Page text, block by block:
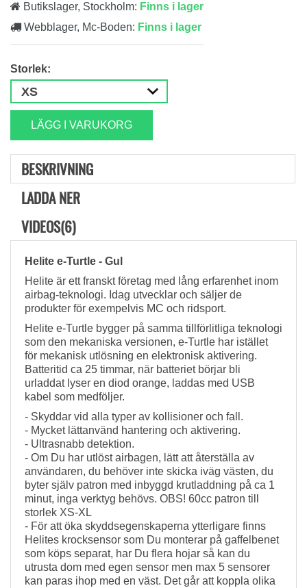
Butikslager, Stockholm: Finns i lager
Webblager, Mc-Boden: Finns i lager
Storlek:
LÄGG I VARUKORG
BESKRIVNING
LADDA NER
VIDEOS(6)
Helite e-Turtle - Gul
Helite är ett franskt företag med lång erfarenhet inom
airbag-teknologi. Idag utvecklar och säljer de
produkter för exempelvis MC och ridsport.
Helite e-Turtle bygger på samma tillförlitliga teknologi
som den mekaniska versionen, e-Turtle har istället
för mekanisk utlösning en elektronisk aktivering.
Batteritid ca 25 timmar, när batteriet börjar bli
urladdat lyser en diod orange, laddas med USB
kabel som medföljer.
- Skyddar vid alla typer av kollisioner och fall.
- Mycket lättanvänd hantering och aktivering.
- Ultrasnabb detektion.
- Om Du har utlöst airbagen, lätt att återställa av
användaren, du behöver inte skicka iväg västen, du
byter själv patron med inbyggd krutladdning på ca 1
minut, inga verktyg behövs. OBS! 60cc patron till
storlek XS-XL
- För att öka skyddsegenskaperna ytterligare finns
Helites krocksensor som Du monterar på gaffelbenet
som köps separat, har Du flera hojar så kan du
utrusta dom med egen sensor men max 5 sensorer
kan paras ihop med en väst. Det går att koppla olika